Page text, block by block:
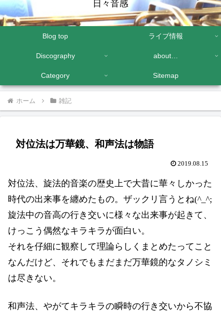
日々音感
Blog top ライブ情報
Discography about…
Category Sitemap
ホーム 雑記
対位法は万華鏡、和声法は物語
2019.08.15
対位法、旋法的音楽の歴史上で大昔に華々しかった
時代の出来事を纏めたもの。ザックリ言うとね(^_^;
旋法中の音高の行き交いに様々な出来事が起きて、
けっこう偶然なキラキラが面白い。
それを仔細に観察して理論らしくまとめたってこと
なんだけど、それでもまだまだ万華鏡的なタノシミ
は尽きない。
和声法、やがてキラキラの瞬時の行き交いから不協